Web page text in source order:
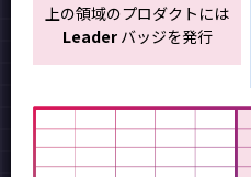
上の領域のプロダクトには
Leaderバッジを発行